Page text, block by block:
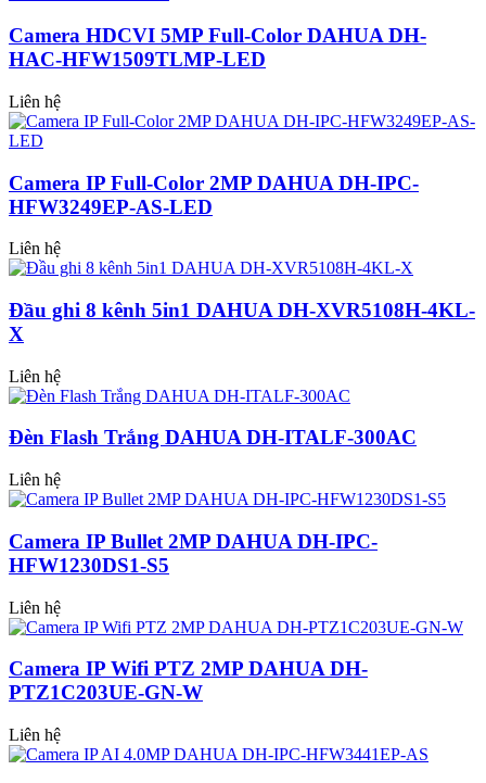
Camera HDCVI 5MP Full-Color DAHUA DH-
HAC-HFW1509TLMP-LED
Liên hệ
Camera IP Full-Color 2MP DAHUA DH-IPC-
HFW3249EP-AS-LED
Liên hệ
Đầu ghi 8 kênh 5in1 DAHUA DH-XVR5108H-4KL-
X
Liên hệ
Đèn Flash Trắng DAHUA DH-ITALF-300AC
Liên hệ
Camera IP Bullet 2MP DAHUA DH-IPC-
HFW1230DS1-S5
Liên hệ
Camera IP Wifi PTZ 2MP DAHUA DH-
PTZ1C203UE-GN-W
Liên hệ